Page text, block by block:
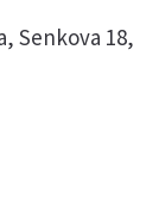
Senkova 18,